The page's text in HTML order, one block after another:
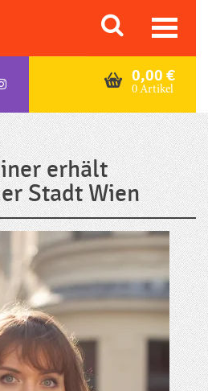
Orac K&S
0,00 €
0 Artikel
erhält
Stadt Wien